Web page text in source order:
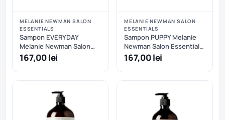
MELANIE NEWMAN SALON
ESSENTIALS
Sampon EVERYDAY
Melanie Newman Salon
Essentials - 500 ml
167,00 lei
MELANIE NEWMAN SALON
ESSENTIALS
Sampon PUPPY Melanie
Newman Salon Essentials
- 500 ml
167,00 lei